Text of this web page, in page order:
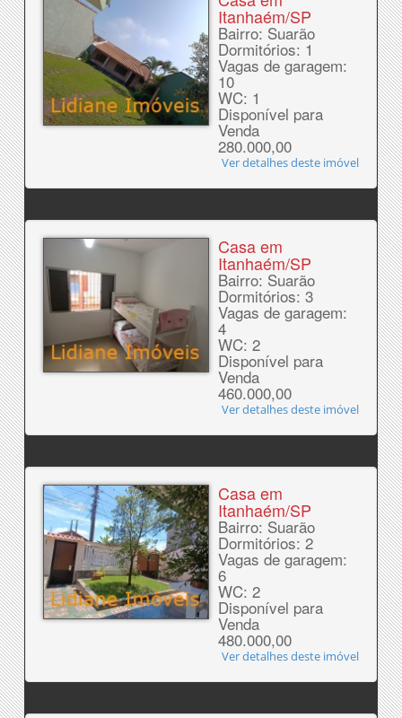
Itanhaém/SP
Bairro: Suarão
Dormitórios: 1
Vagas de garagem:
10
WC: 1
Disponível para
Venda
280.000,00
Ver detalhes deste imóvel
Casa em
Itanhaém/SP
Bairro: Suarão
Dormitórios: 3
Vagas de garagem:
4
WC: 2
Disponível para
Venda
460.000,00
Ver detalhes deste imóvel
Casa em
Itanhaém/SP
Bairro: Suarão
Dormitórios: 2
Vagas de garagem:
6
WC: 2
Disponível para
Venda
480.000,00
Ver detalhes deste imóvel